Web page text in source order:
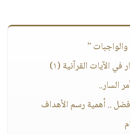
والواجبات "
في الآيات القرآنية (١)
السار..
.. أهمية رسم الأهداف